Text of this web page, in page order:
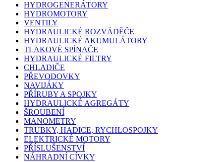
HYDROGENERÁTORY
HYDROMOTORY
VENTILY
HYDRAULICKÉ ROZVÁDĚČE
HYDRAULICKÉ AKUMULÁTORY
TLAKOVÉ SPÍNAČE
HYDRAULICKÉ FILTRY
CHLADIČE
PŘEVODOVKY
NAVIJÁKY
PŘÍRUBY A SPOJKY
HYDRAULICKÉ AGREGÁTY
ŠROUBENÍ
MANOMETRY
TRUBKY, HADICE, RYCHLOSPOJKY
ELEKTRICKÉ MOTORY
PŘÍSLUŠENSTVÍ
NÁHRADNÍ CÍVKY